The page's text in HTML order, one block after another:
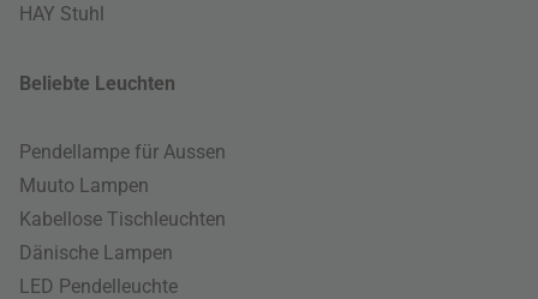
HAY Stuhl
Beliebte Leuchten
Pendellampe für Aussen
Muuto Lampen
Kabellose Tischleuchten
Dänische Lampen
LED Pendelleuchte